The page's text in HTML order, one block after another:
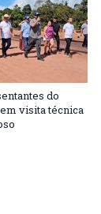
do
visita técnica